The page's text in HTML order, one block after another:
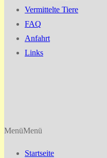
Vermittelte Tiere
FAQ
Anfahrt
Links
MenüMenü
Startseite